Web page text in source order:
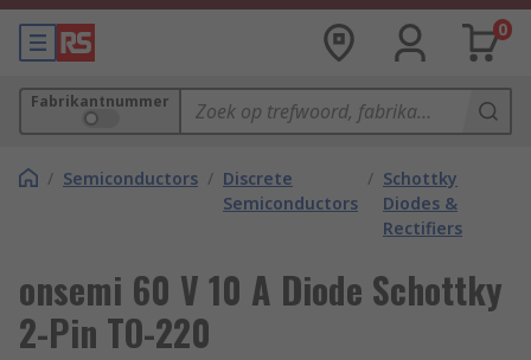
0
Fabrikantnummer
/ Semiconductors / Discrete
Semiconductors
/ Schottky
Diodes &
Rectifiers
onsemi 60 V 10 A Diode Schottky
2-Pin TO-220